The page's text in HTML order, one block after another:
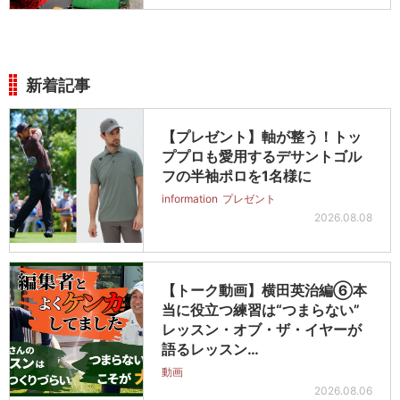
新着記事
【プレゼント】軸が整う！トッ
ププロも愛用するデサントゴル
フの半袖ポロを1名様に
information プレゼント
2026.08.08
【トーク動画】横田英治編⑥本
当に役立つ練習は“つまらない”
レッスン・オブ・ザ・イヤーが
語るレッスン…
動画
2026.08.06